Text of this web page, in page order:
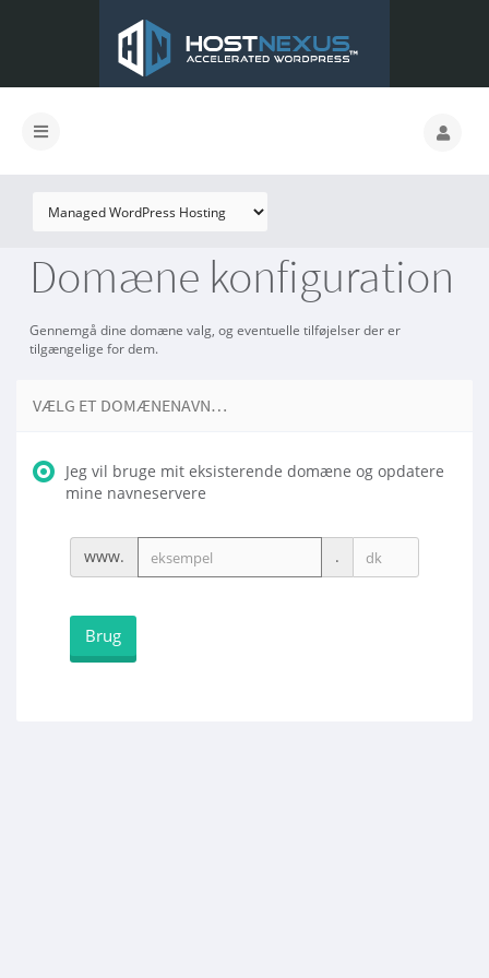
Domæne konfiguration
Gennemgå dine domæne valg, og eventuelle tilføjelser der er
tilgængelige for dem.
VÆLG ET DOMÆNENAVN…
Jeg vil bruge mit eksisterende domæne og opdatere
mine navneservere
www. .
Brug